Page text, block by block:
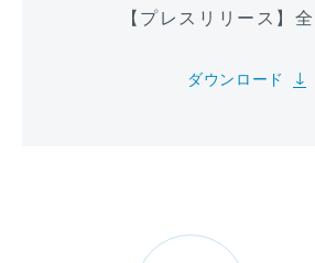
【プレスリリース】
ダウンロード